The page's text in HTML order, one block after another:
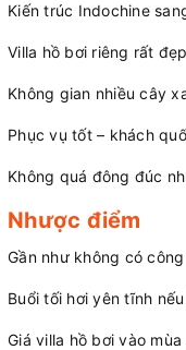
Kiến trúc Indochine
Villa hồ bơi riêng rất
Không gian nhiều cây
Phục vụ tốt – khách
Không quá đông đúc
Nhược điểm
Gần như không có
Buổi tối hơi yên tĩnh
Giá villa hồ bơi vào